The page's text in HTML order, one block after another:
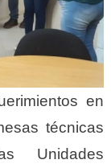
en
técnicas
Unidades